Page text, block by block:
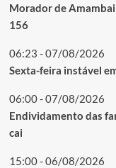
Morador de
156
06:23 - 07/08/2026
Sexta-feira instável
06:00 - 07/08/2026
Endividamento das
cai
15:00 - 06/08/2026